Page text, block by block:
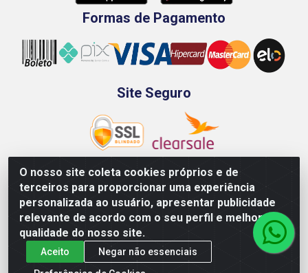
O nosso site coleta cookies próprios e de
terceiros para proporcionar uma experiência
personalizada ao usuário, apresentar publicidade
relevante de acordo com o seu perfil e melhorar a
qualidade do nosso site.
Aceito
Negar não essenciais
Formas de Pagamento
Site Seguro
Rod. BR-101 Sul, Km 73, 4505, Galpão A, Ibura -
Recife/PE - CEP 51240-340 - CNPJ 70.089.974/0001-79